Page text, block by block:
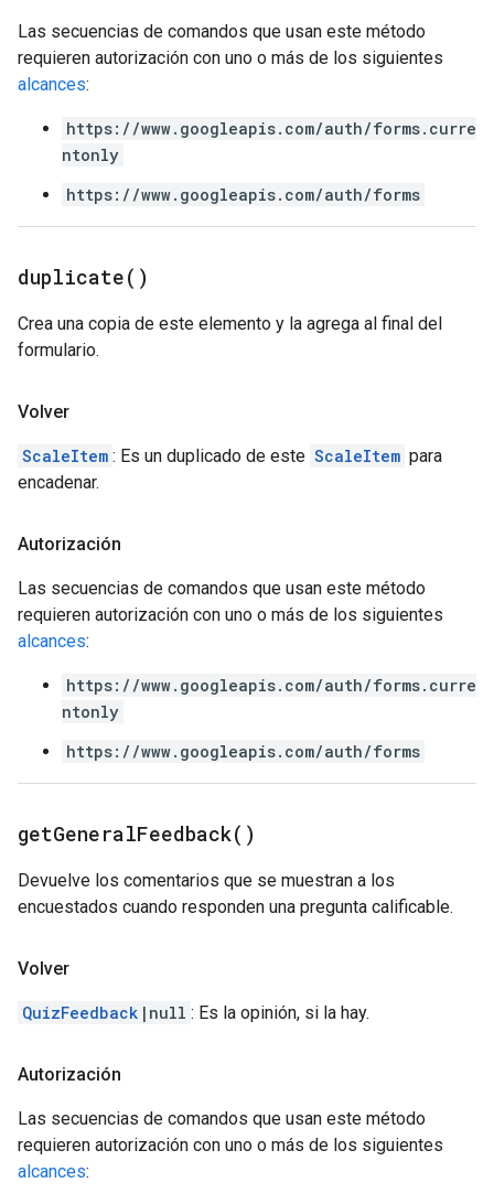
Las secuencias de comandos que usan este método
requieren autorización con uno o más de los siguientes
alcances:
https://www.googleapis.com/auth/forms.curre
ntonly
https://www.googleapis.com/auth/forms
duplicate( )
Crea una copia de este elemento y la agrega al final del
formulario.
Volver
ScaleItem : Es un duplicado de este ScaleItem para
encadenar.
Autorización
Las secuencias de comandos que usan este método
requieren autorización con uno o más de los siguientes
alcances:
https://www.googleapis.com/auth/forms.curre
ntonly
https://www.googleapis.com/auth/forms
getGeneralFeedback( )
Devuelve los comentarios que se muestran a los
encuestados cuando responden una pregunta calificable.
Volver
QuizFeedback |null : Es la opinión, si la hay.
Autorización
Las secuencias de comandos que usan este método
requieren autorización con uno o más de los siguientes
alcances: